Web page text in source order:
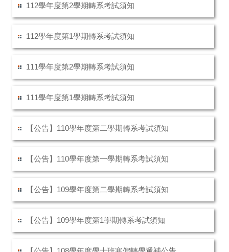
112學年度第2學期轉系考試須知
112學年度第1學期轉系考試須知
111學年度第2學期轉系考試須知
111學年度第1學期轉系考試須知
【公告】110學年度第二學期轉系考試須知
【公告】110學年度第一學期轉系考試須知
【公告】109學年度第二學期轉系考試須知
【公告】109學年度第1學期轉系考試須知